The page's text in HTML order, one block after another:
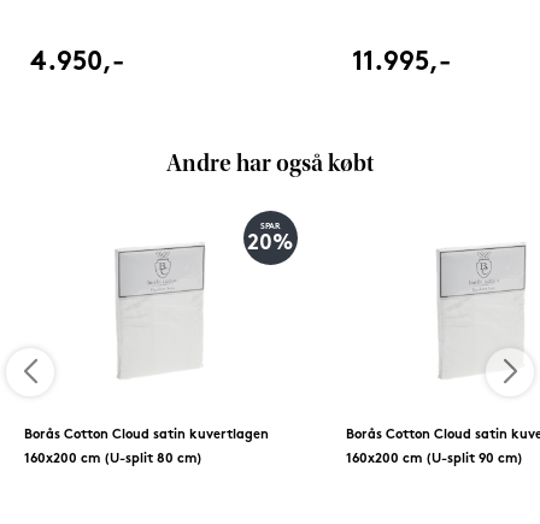
4.950,- 11.995,-
Andre har også købt
SPAR
20%
Borås Cotton Cloud satin kuvertlagen
160x200 cm (U-split 80 cm)
Borås Cotton Cloud satin
160x200 cm (U-split 90 cm)